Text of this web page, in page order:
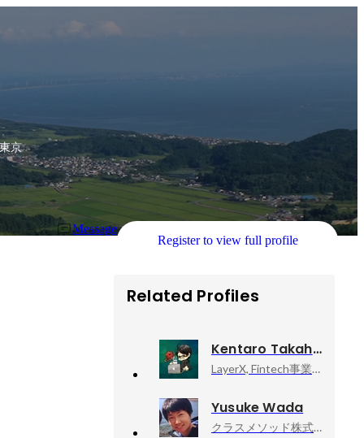
京
Message
Register to view full profile
Related Profiles
Kentaro Takahashi
LayerX, Fintech事業部 VPoE
Yusuke Wada
クラスメソッド株式会社, エンジニア